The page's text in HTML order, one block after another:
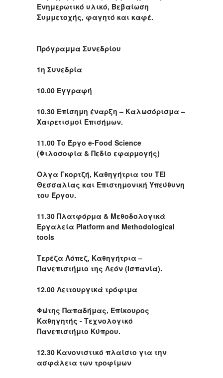
Ενημερωτικό υλικό, Βεβαίωση
Συμμετοχής, φαγητό και καφέ.
Πρόγραμμα Συνεδρίου
1η Συνεδρία
10.00 Έγγραφή
10.30 Επίσημη έναρξη – Καλωσόρισμα –
Χαιρετισμοί Επισήμων.
11.00 Το Έργο e-Food Science
(Φιλοσοφία & Πεδίο εφαρμογής)
Όλγα Γκορτζή, Καθηγήτρια του ΤΕΙ
Θεσσαλίας και Επιστημονική Υπεύθυνη
του Έργου.
11.30 Πλατφόρμα & Μεθοδολογικά
Εργαλεία Platform and Methodological
tools
Τερέζα Λόπεζ, Καθηγήτρια –
Πανεπιστήμιο της Λεόν (Ισπανία).
12.00 Λειτουργικά τρόφιμα
Φώτης Παπαδήμας, Επίκουρος
Καθηγητής - Τεχνολογικό
Πανεπιστήμιο Κύπρου.
12.30 Κανονιστικό πλαίσιο για την
ασφάλεια των τροφίμων